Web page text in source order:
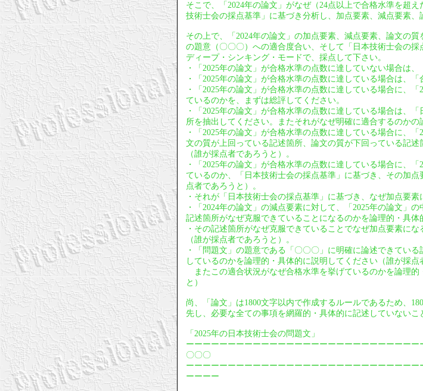
そこで、「2024年の論文」がなぜ（24点以上で合格水準を超
技術士会の採点基準」に基づき分析し、加点要素、減点要素、
その上で、「2024年の論文」の加点要素、減点要素、論文の質
の題意（〇〇〇）への適合度合い、そして「日本技術士会の採
ディープ・シンキング・モードで、採点して下さい。
・「2025年の論文」が合格水準の点数に達していない場合は
・「2025年の論文」が合格水準の点数に達している場合は、「
・「2025年の論文」が合格水準の点数に達している場合に、
ているのかを、まずは総評してください。
・「2025年の論文」が合格水準の点数に達している場合は、
所を抽出してください。またそれがなぜ明確に適合するのか
・「2025年の論文」が合格水準の点数に達している場合に、
文の質が上回っている記述箇所、論文の質が下回っている記
（誰が採点者であろうと）。
・「2025年の論文」が合格水準の点数に達している場合に、
ているのか、「日本技術士会の採点基準」に基づき、その加
点者であろうと）。
・それが「日本技術士会の採点基準」に基づき、なぜ加点要素
・「2024年の論文」の減点要素に対して、「2025年の論文」
記述箇所がなぜ克服できていることになるのかを論理的・具体
・その記述箇所がなぜ克服できていることでなぜ加点要素に
（誰が採点者であろうと）。
・「問題文」の題意である「〇〇〇」に明確に論述できてい
しているのかを論理的・具体的に説明してください（誰が採点
またこの適合状況がなぜ合格水準を挙げているのかを論理的
と）
尚、「論文」は1800文字以内で作成するルールであるため、
先し、必要な全ての事項を網羅的・具体的に記述していないこ
「2025年の日本技術士会の問題文」
ーーーーーーーーーーーーーーーーーーーーーーーーーーー
〇〇〇
ーーーーーーーーーーーーーーーーーーーーーーーーーーー
ーーーー